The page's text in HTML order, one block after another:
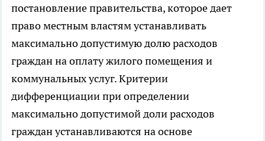
постановление правительства, которое дает
право местным властям устанавливать
максимально допустимую долю расходов
граждан на оплату жилого помещения и
коммунальных услуг. Критерии
дифференциации при определении
максимально допустимой доли расходов
граждан устанавливаются на основе